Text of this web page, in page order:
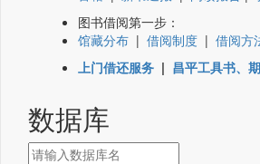
图书借阅第一步：
馆藏分布 | 借阅制度 | 借阅方
上门借还服务 | 昌平工具书、
数据库